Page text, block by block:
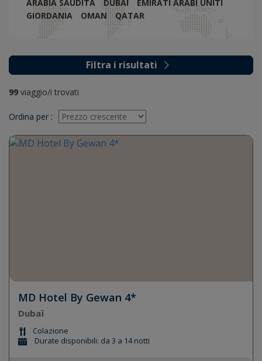
ARABIA SAUDITA DUBAI
EMIRATI ARABI UNITI
GIORDANIA
OMAN QATAR
Filtra i risultati
99 viaggio/i trovati
Ordina per :
MD Hotel By Gewan 4*
Dubaï
Colazione
Durate disponibili: da 3 a 14 notti